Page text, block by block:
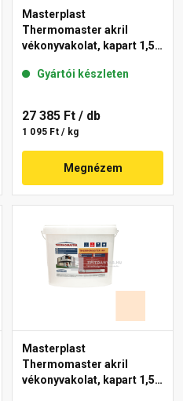
Masterplast
Thermomaster akril
vékonyvakolat, kapart 1,5
Gyártói készleten
27 385 Ft / db
1 095 Ft / kg
Megnézem
Masterplast
Thermomaster akril
vékonyvakolat, kapart 1,5